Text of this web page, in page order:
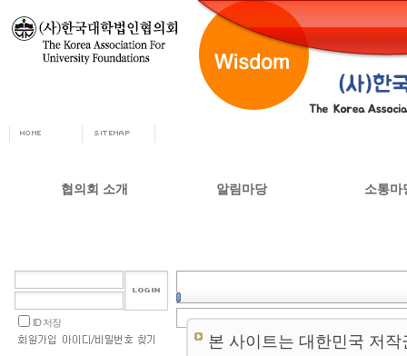
협의회 소개
설립목적 및 주요사업
협의회 정관
알림마당
교육부 주요정책
소통마
ID 저장
본 사이트는 대한민국 저